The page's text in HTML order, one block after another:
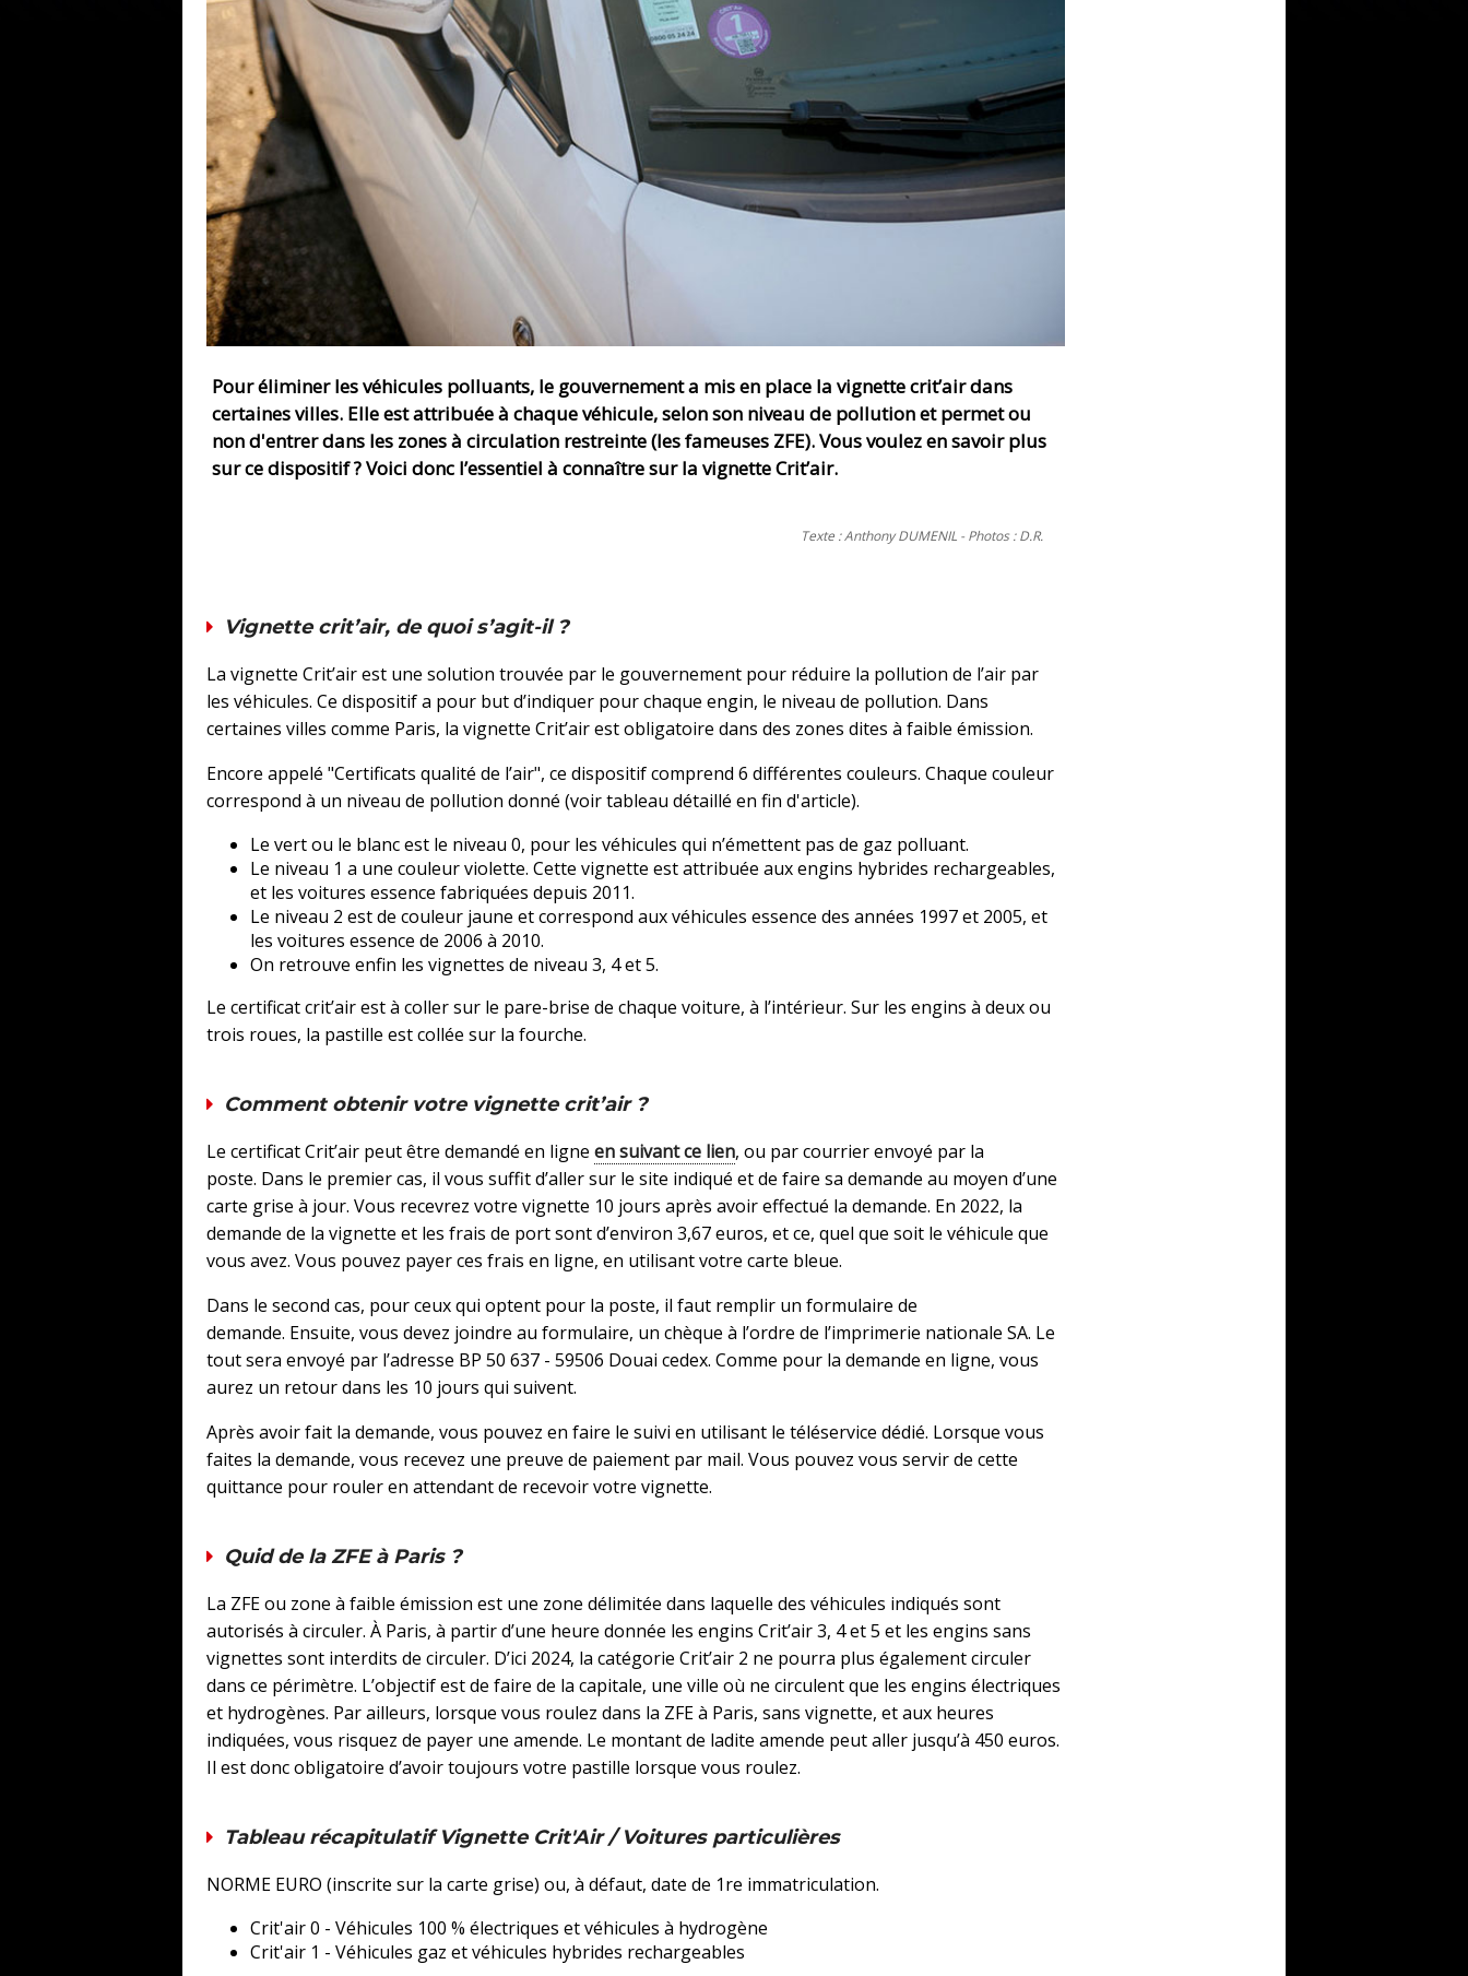
Pour éliminer les véhicules polluants, le gouvernement a mis en place la vignette crit’air dans
certaines villes. Elle est attribuée à chaque véhicule, selon son niveau de pollution et permet ou
non d'entrer dans les zones à circulation restreinte (les fameuses ZFE). Vous voulez en savoir plus
sur ce dispositif ? Voici donc l’essentiel à connaître sur la vignette Crit’air.
Texte : Anthony DUMENIL - Photos : D.R.
Vignette crit’air, de quoi s’agit-il ?
La vignette Crit’air est une solution trouvée par le gouvernement pour réduire la pollution de l’air par
les véhicules. Ce dispositif a pour but d’indiquer pour chaque engin, le niveau de pollution. Dans
certaines villes comme Paris, la vignette Crit’air est obligatoire dans des zones dites à faible émission.
Encore appelé "Certificats qualité de l’air", ce dispositif comprend 6 différentes couleurs. Chaque couleur
correspond à un niveau de pollution donné (voir tableau détaillé en fin d'article).
Le vert ou le blanc est le niveau 0, pour les véhicules qui n’émettent pas de gaz polluant.
Le niveau 1 a une couleur violette. Cette vignette est attribuée aux engins hybrides rechargeables,
et les voitures essence fabriquées depuis 2011.
Le niveau 2 est de couleur jaune et correspond aux véhicules essence des années 1997 et 2005, et
les voitures essence de 2006 à 2010.
On retrouve enfin les vignettes de niveau 3, 4 et 5.
Le certificat crit’air est à coller sur le pare-brise de chaque voiture, à l’intérieur. Sur les engins à deux ou
trois roues, la pastille est collée sur la fourche.
Comment obtenir votre vignette crit’air ?
Le certificat Crit’air peut être demandé en ligne en suivant ce lien, ou par courrier envoyé par la
poste. Dans le premier cas, il vous suffit d’aller sur le site indiqué et de faire sa demande au moyen d’une
carte grise à jour. Vous recevrez votre vignette 10 jours après avoir effectué la demande. En 2022, la
demande de la vignette et les frais de port sont d’environ 3,67 euros, et ce, quel que soit le véhicule que
vous avez. Vous pouvez payer ces frais en ligne, en utilisant votre carte bleue.
Dans le second cas, pour ceux qui optent pour la poste, il faut remplir un formulaire de
demande. Ensuite, vous devez joindre au formulaire, un chèque à l’ordre de l’imprimerie nationale SA. Le
tout sera envoyé par l’adresse BP 50 637 - 59506 Douai cedex. Comme pour la demande en ligne, vous
aurez un retour dans les 10 jours qui suivent.
Après avoir fait la demande, vous pouvez en faire le suivi en utilisant le téléservice dédié. Lorsque vous
faites la demande, vous recevez une preuve de paiement par mail. Vous pouvez vous servir de cette
quittance pour rouler en attendant de recevoir votre vignette.
Quid de la ZFE à Paris ?
La ZFE ou zone à faible émission est une zone délimitée dans laquelle des véhicules indiqués sont
autorisés à circuler. À Paris, à partir d’une heure donnée les engins Crit’air 3, 4 et 5 et les engins sans
vignettes sont interdits de circuler. D’ici 2024, la catégorie Crit’air 2 ne pourra plus également circuler
dans ce périmètre. L’objectif est de faire de la capitale, une ville où ne circulent que les engins électriques
et hydrogènes. Par ailleurs, lorsque vous roulez dans la ZFE à Paris, sans vignette, et aux heures
indiquées, vous risquez de payer une amende. Le montant de ladite amende peut aller jusqu’à 450 euros.
Il est donc obligatoire d’avoir toujours votre pastille lorsque vous roulez.
Tableau récapitulatif Vignette Crit'Air / Voitures particulières
NORME EURO (inscrite sur la carte grise) ou, à défaut, date de 1re immatriculation.
Crit'air 0 - Véhicules 100 % électriques et véhicules à hydrogène
Crit'air 1 - Véhicules gaz et véhicules hybrides rechargeables